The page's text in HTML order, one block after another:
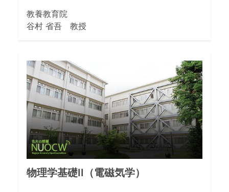
教養教育院
谷村 省吾 教授
物理学基礎II（電磁気学）